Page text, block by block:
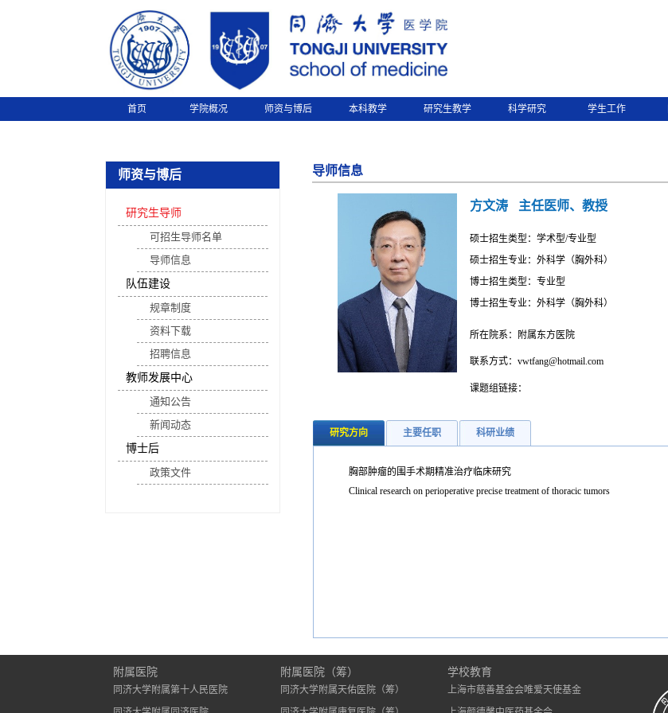
首页 学院概况 师资与博后 本科教学 研究生教学 科学研究 学生工作
师资与博后
研究生导师
可招生导师名单
导师信息
队伍建设
规章制度
资料下载
招聘信息
教师发展中心
通知公告
新闻动态
博士后
政策文件
导师信息
方文涛 主任医师、教授
硕士招生类型：学术型/专业型
硕士招生专业：外科学（胸外科）
博士招生类型：专业型
博士招生专业：外科学（胸外科）
所在院系：附属东方医院
联系方式：vwtfang@hotmail.com
课题组链接：
研究方向 主要任职 科研业绩
胸部肿瘤的围手术期精准治疗临床研究
Clinical research on perioperative precise treatment of thoracic tumors
附属医院
同济大学附属第十人民医院
附属医院（筹）
同济大学附属天佑医院（筹）
学校教育
上海市慈善基金会唯爱天使基金